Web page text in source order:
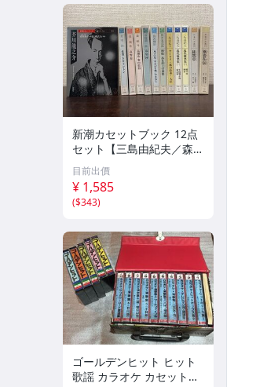
新潮カセットブック 12点
セット【三島由紀夫／森外
／太宰治／芥川龍之介／谷
崎潤一郎／宮沢賢治／他】
新潮社
目前出價
¥ 1,585
($343)
ゴールデンヒット ヒット
歌謡 カラオケ カセットテ